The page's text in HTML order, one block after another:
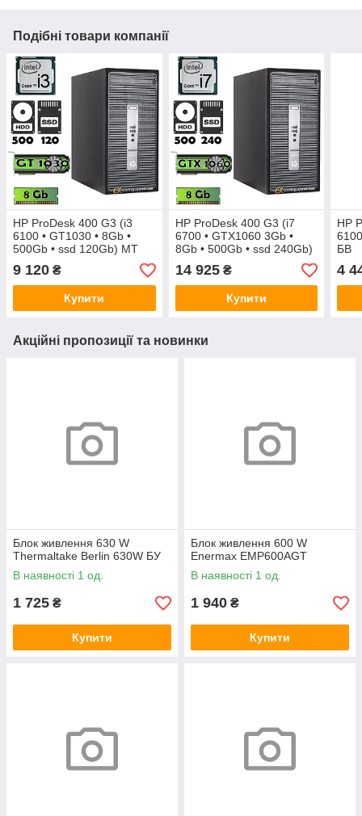
Подібні товари компанії
HP ProDesk 400 G3 (i3
6100 • GT1030 • 8Gb •
500Gb • ssd 120Gb) MT
9 120 ₴
Купити
HP ProDesk 400 G3 (i7
6700 • GTX1060 3Gb •
8Gb • 500Gb • ssd 240Gb)
14 925₴
Купити
HP
БВ
4
Акційні пропозиції та новинки
Блок живлення 630 W
Thermaltake Berlin 630W БУ
В наявності 1 од.
1 725 ₴
Купити
Блок живлення 600 W
Enermax EMP600AGT
В наявності 1 од.
1 940 ₴
Купити